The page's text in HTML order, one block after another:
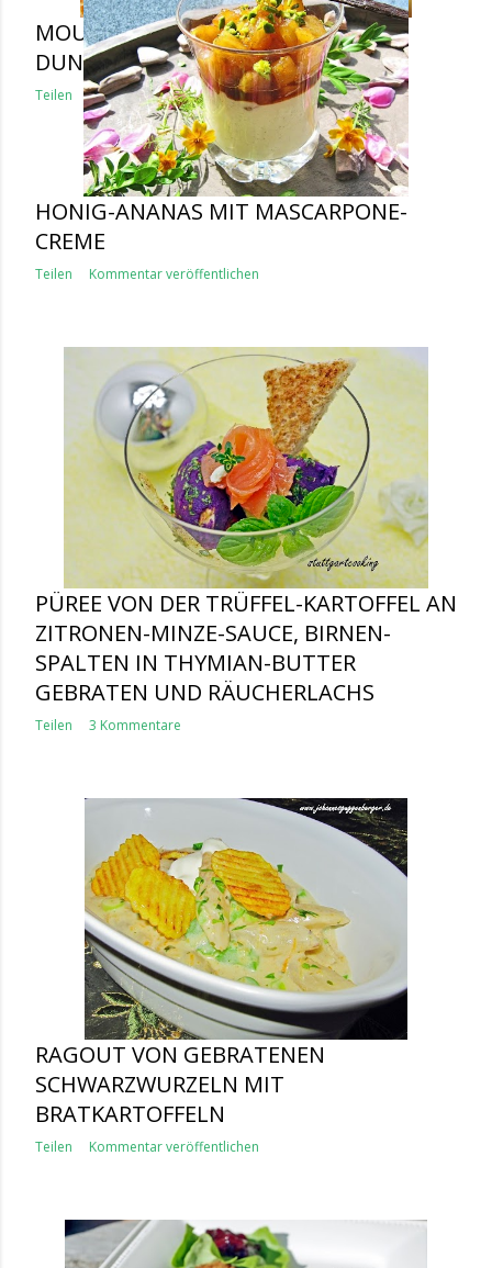
MOUSSE AU CHOCOLAT "HELL UND
DUNKEL"
Teilen Kommentar veröffentlichen
HONIG-ANANAS MIT MASCARPONE-
CREME
Teilen Kommentar veröffentlichen
PÜREE VON DER TRÜFFEL-KARTOFFEL AN
ZITRONEN-MINZE-SAUCE, BIRNEN-
SPALTEN IN THYMIAN-BUTTER
GEBRATEN UND RÄUCHERLACHS
Teilen 3 Kommentare
RAGOUT VON GEBRATENEN
SCHWARZWURZELN MIT
BRATKARTOFFELN
Teilen Kommentar veröffentlichen